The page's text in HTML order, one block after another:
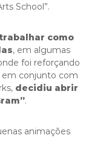
School”.
trabalhar como
, em algumas
foi reforçando
em conjunto com
decidiu abrir
.
animações